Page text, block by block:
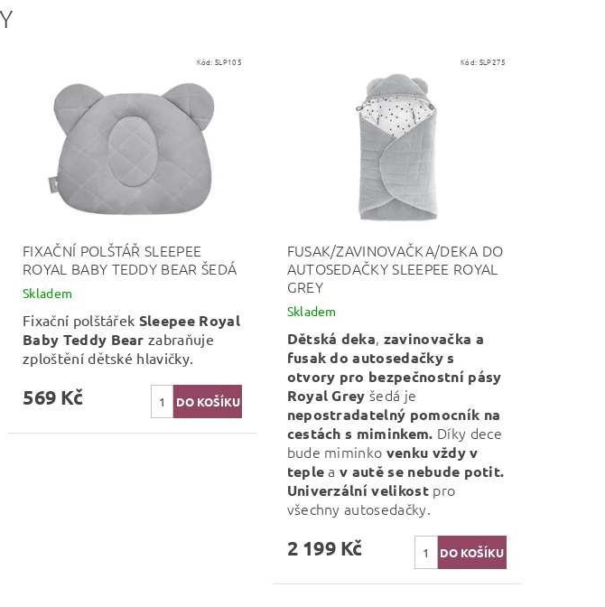
Kód:SLP105
FIXAČNÍ POLŠTÁŘ SLEEPEE
ROYAL BABY TEDDY BEAR ŠEDÁ
Skladem
Fixační polštářek Sleepee Royal
Baby Teddy Bear zabraňuje
zploštění dětské hlavičky.
569 Kč
Kód: SLP275
FUSAK/ZAVINOVAČKA/DEKA DO
AUTOSEDAČKY SLEEPEE ROYAL
GREY
Skladem
Dětská deka, zavinovačka a
fusak do autosedačky s
otvory pro bezpečnostní pásy
Royal Grey šedá je
nepostradatelný pomocník na
cestách s miminkem. Díky dece
bude miminko venku vždy v
teplea v autě se nebude potit.
Univerzální velikostpro
všechny autosedačky.
2 199 Kč